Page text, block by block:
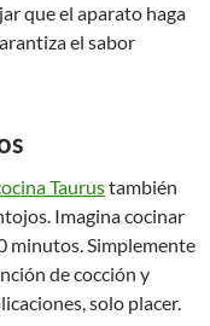
que el aparato haga
el sabor
Taurustambién
Imagina cocinar
minutos. Simplemente
de cocción y
solo placer.